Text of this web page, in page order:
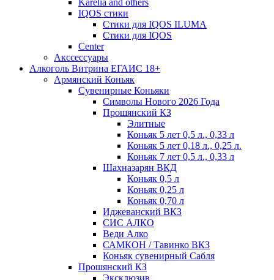
Karelia and others
IQOS стики
Стики для IQOS ILUMA
Стики для IQOS
Сenter
Акссессуары
Алкоголь Витрина ЕГАИС 18+
Армянский Коньяк
Сувенирные Коньяки
Символы Нового 2026 Года
Прошянский КЗ
Элитные
Коньяк 5 лет 0,5 л., 0,33 л
Коньяк 5 лет 0,18 л., 0,25 л.
Коньяк 7 лет 0,5 л., 0,33 л
Шахназарян ВКД
Коньяк 0,5 л
Коньяк 0,25 л
Коньяк 0,70 л
Иджеванский ВКЗ
СИС АЛКО
Веди Алко
САМКОН / Тавинко ВКЗ
Коньяк сувенирный Сабля
Прошянский КЗ
Эксклюзив